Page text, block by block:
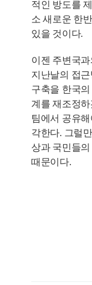
적인 방도를
소 새로운 한
있을 것이다.
이젠 주변국
지난날의 접
구축을 한국
계를 재조정
팀에서 공유
각한다. 그럴
상과 국민들
때문이다.